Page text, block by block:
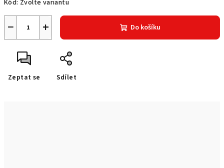
Kód: Zvolte variantu
+
− Do košíku
Zeptat se Sdílet